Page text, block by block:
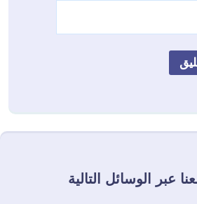
عبر الوسائل التالية